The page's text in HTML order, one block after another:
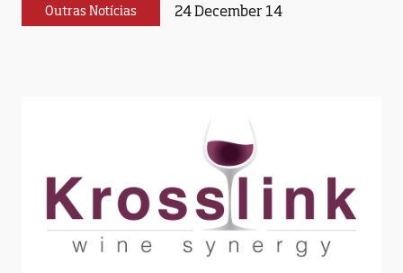
Outras Notícias 24 December 14